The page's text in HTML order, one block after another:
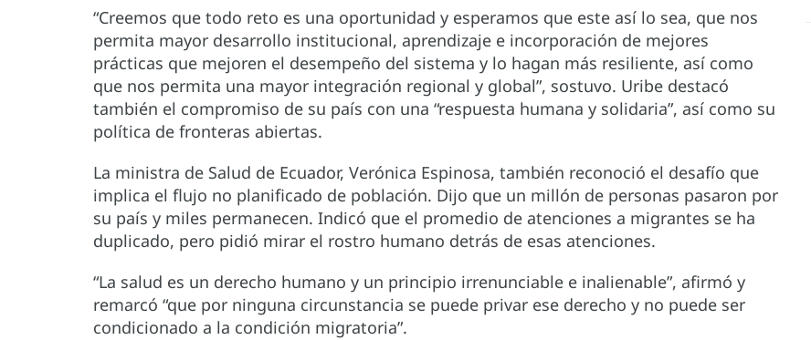
“Creemos que todo reto es una oportunidad y esperamos que este así lo sea, que nos
permita mayor desarrollo institucional, aprendizaje e incorporación de mejores
prácticas que mejoren el desempeño del sistema y lo hagan más resiliente, así como
que nos permita una mayor integración regional y global”, sostuvo. Uribe destacó
también el compromiso de su país con una “respuesta humana y solidaria”, así como su
política de fronteras abiertas.
La ministra de Salud de Ecuador, Verónica Espinosa, también reconoció el desafío que
implica el flujo no planificado de población. Dijo que un millón de personas pasaron por
su país y miles permanecen. Indicó que el promedio de atenciones a migrantes se ha
duplicado, pero pidió mirar el rostro humano detrás de esas atenciones.
“La salud es un derecho humano y un principio irrenunciable e inalienable”, afirmó y
remarcó “que por ninguna circunstancia se puede privar ese derecho y no puede ser
condicionado a la condición migratoria”.